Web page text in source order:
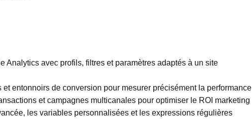
Analytics avec profils, filtres et paramètres adaptés à un site
et entonnoirs de conversion pour mesurer précisément la performance
et campagnes multicanales pour optimiser le ROI marketing
les variables personnalisées et les expressions régulières